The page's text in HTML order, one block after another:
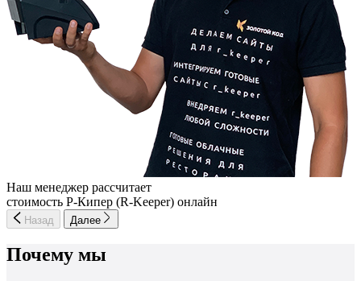
Наш менеджер рассчитает
стоимость Р-Кипер (R-Keeper) онлайн
Назад Далее
Почему мы